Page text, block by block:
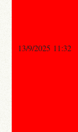
13/9/2025 11:32